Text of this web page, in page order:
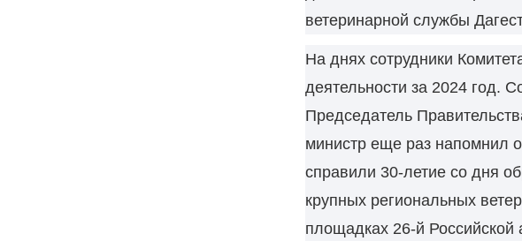
ветеринарной службы
На днях сотрудники
деятельности за 2024 год.
Председатель
министр еще раз напомнил
справили 30-летие со дня
крупных региональных
площадках 26-й